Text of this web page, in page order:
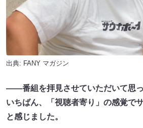
出典: FANY マガジン
――番組を拝見させていただいて思
いちばん、「視聴者寄り」の感覚で
と感じました。